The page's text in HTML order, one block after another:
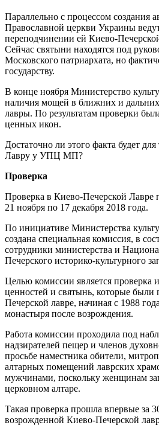
Параллельно с процессом создания
Православной церкви Украины
переподчинении ей Киево-
Сейчас святыни находятся под
Московского патриархата, но
государству.
В конце ноября Министерство
наличия мощей в ближних и
лавры. По результатам проверки
ценных икон.
Достаточно ли этого факта будет
Лавру у УПЦ МП?
Проверка
Проверка в Киево-Печерской Лавре
21 ноября по 17 декабря 2018 года.
По инициативе Министерства
создана специальная комиссия, в
сотрудники министерства и
Печерского историко-культурного
Целью комиссии является
ценностей и святынь, которые были
Печерской лавре, начиная с 1988
монастыря после возрождения.
Работа комиссии проходила под
надзирателей пещер и членов
просьбе наместника обители,
алтарных помещений лаврских
мужчинами, поскольку женщинам
церковном алтаре.
Такая проверка прошла впервые за
возрожденной Киево-Печерской